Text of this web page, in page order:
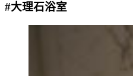
#大理石浴室